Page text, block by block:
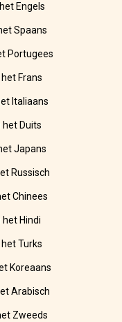
Engels
Spaans
Portugees
Frans
Italiaans
het Duits
Japans
Russisch
Chinees
Hindi
Turks
Koreaans
Arabisch
Zweeds